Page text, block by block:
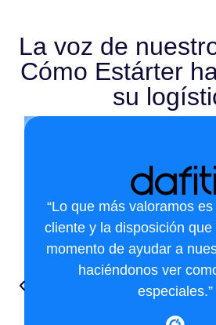
La voz de
Cómo Estárter
su
“Lo que más valoramos
cliente y la disposición
momento de ayudar a
haciéndonos ver
especiales.”